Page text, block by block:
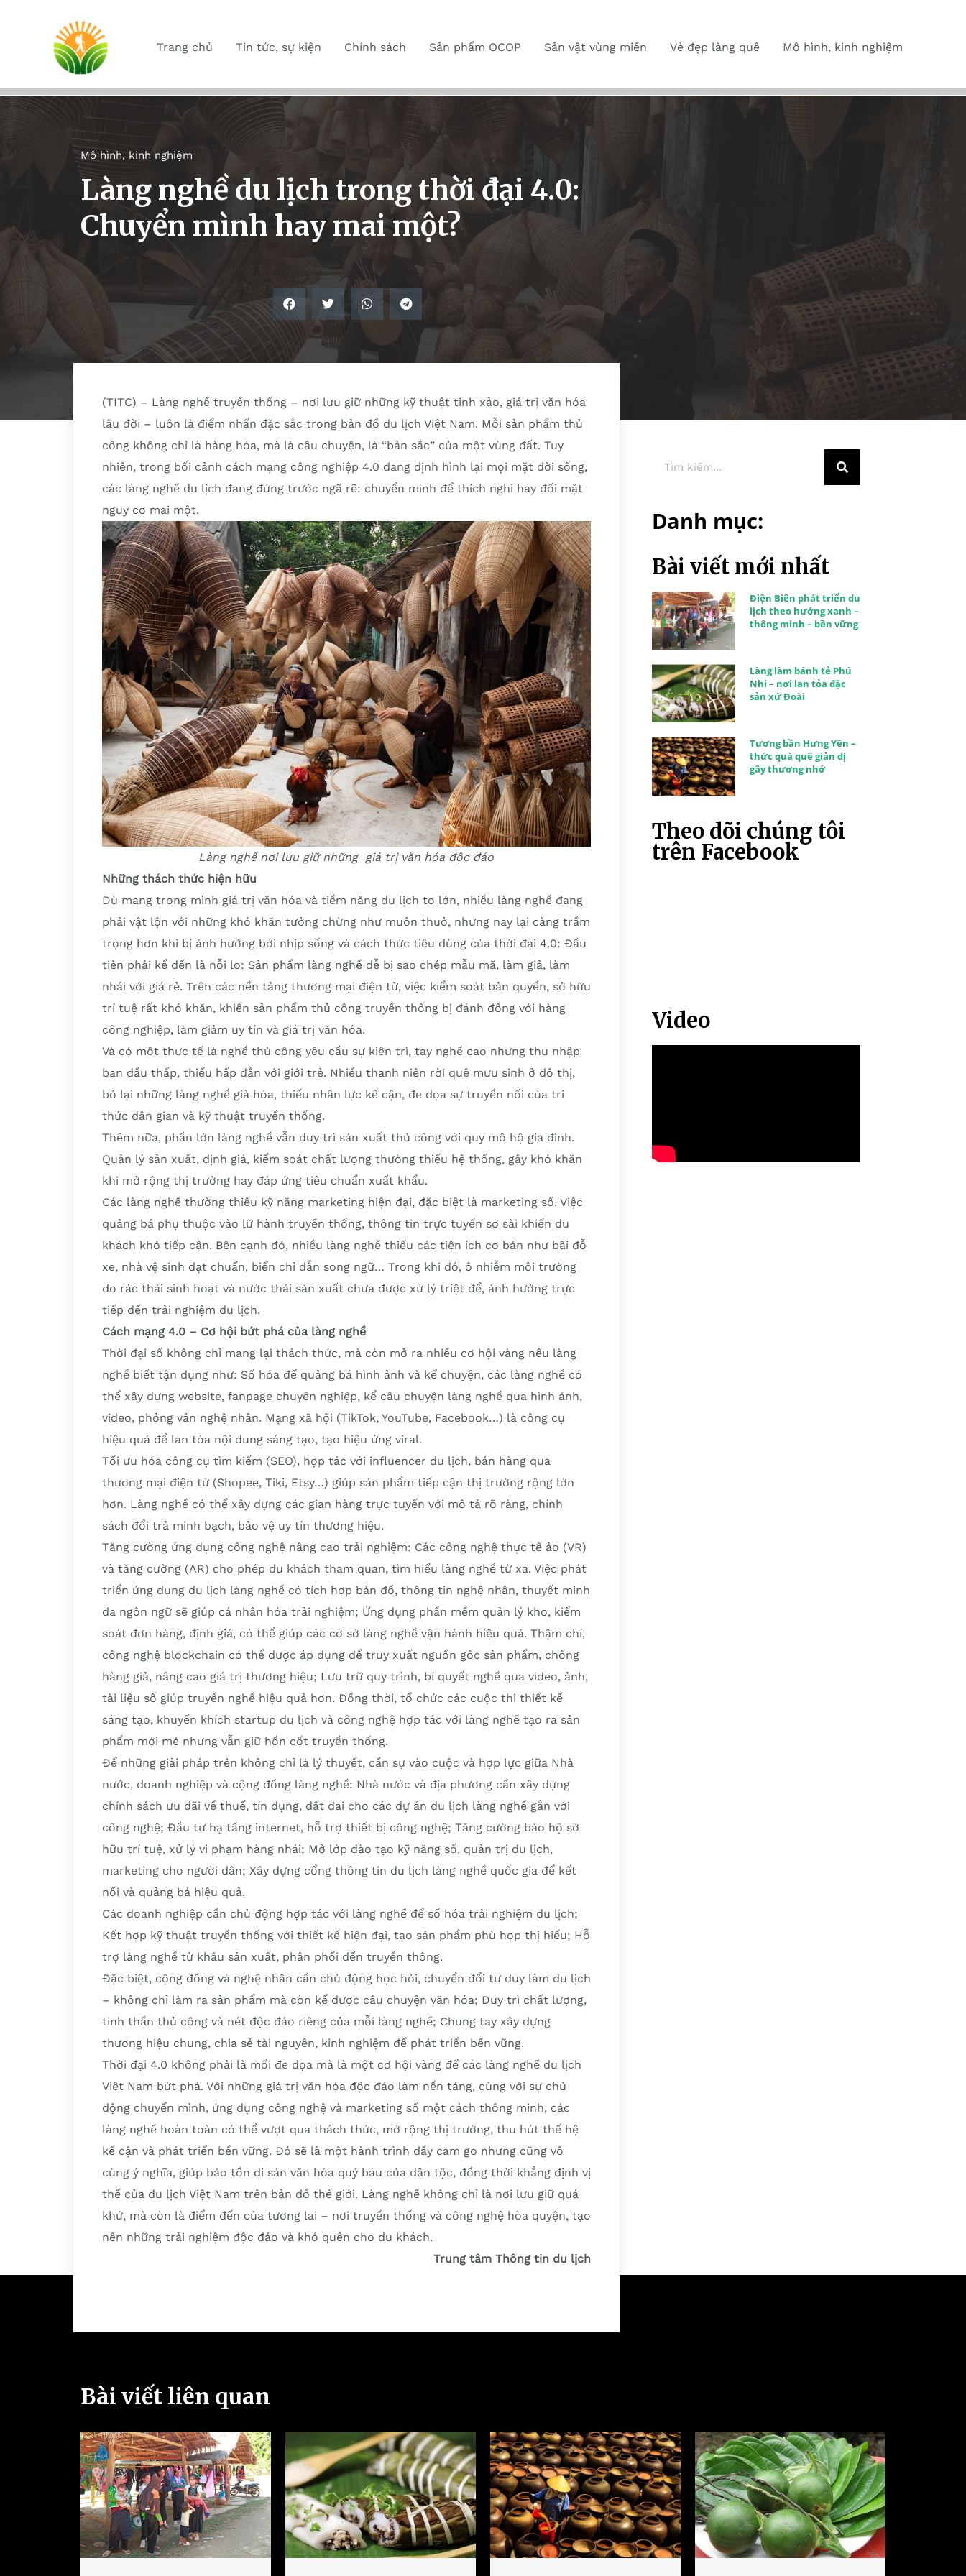
Trang chủ Tin tức, sự kiện Chính sách Sản phẩm OCOP Sản vật vùng miền Vẻ đẹp làng quê Mô hình, kinh nghiệm
Mô hình, kinh nghiệm
Làng nghề du lịch trong thời đại 4.0:
Chuyển mình hay mai một?
(TITC) – Làng nghề truyền thống – nơi lưu giữ những kỹ thuật tinh xảo, giá trị văn hóa
lâu đời – luôn là điểm nhấn đặc sắc trong bản đồ du lịch Việt Nam. Mỗi sản phẩm thủ
công không chỉ là hàng hóa, mà là câu chuyện, là “bản sắc” của một vùng đất. Tuy
nhiên, trong bối cảnh cách mạng công nghiệp 4.0 đang định hình lại mọi mặt đời sống,
các làng nghề du lịch đang đứng trước ngã rẽ: chuyển mình để thích nghi hay đối mặt
nguy cơ mai một.
Làng nghề nơi lưu giữ những giá trị văn hóa độc đáo
Những thách thức hiện hữu
Dù mang trong mình giá trị văn hóa và tiềm năng du lịch to lớn, nhiều làng nghề đang
phải vật lộn với những khó khăn tưởng chừng như muôn thuở, nhưng nay lại càng trầm
trọng hơn khi bị ảnh hưởng bởi nhịp sống và cách thức tiêu dùng của thời đại 4.0: Đầu
tiên phải kể đến là nỗi lo: Sản phẩm làng nghề dễ bị sao chép mẫu mã, làm giả, làm
nhái với giá rẻ. Trên các nền tảng thương mại điện tử, việc kiểm soát bản quyền, sở hữu
trí tuệ rất khó khăn, khiến sản phẩm thủ công truyền thống bị đánh đồng với hàng
công nghiệp, làm giảm uy tín và giá trị văn hóa.
Và có một thưc tế là nghề thủ công yêu cầu sự kiên trì, tay nghề cao nhưng thu nhập
ban đầu thấp, thiếu hấp dẫn với giới trẻ. Nhiều thanh niên rời quê mưu sinh ở đô thị,
bỏ lại những làng nghề già hóa, thiếu nhân lực kế cận, đe dọa sự truyền nối của tri
thức dân gian và kỹ thuật truyền thống.
Thêm nữa, phần lớn làng nghề vẫn duy trì sản xuất thủ công với quy mô hộ gia đình.
Quản lý sản xuất, định giá, kiểm soát chất lượng thường thiếu hệ thống, gây khó khăn
khi mở rộng thị trường hay đáp ứng tiêu chuẩn xuất khẩu.
Các làng nghề thường thiếu kỹ năng marketing hiện đại, đặc biệt là marketing số. Việc
quảng bá phụ thuộc vào lữ hành truyền thống, thông tin trực tuyến sơ sài khiến du
khách khó tiếp cận. Bên cạnh đó, nhiều làng nghề thiếu các tiện ích cơ bản như bãi đỗ
xe, nhà vệ sinh đạt chuẩn, biển chỉ dẫn song ngữ… Trong khi đó, ô nhiễm môi trường
do rác thải sinh hoạt và nước thải sản xuất chưa được xử lý triệt để, ảnh hưởng trực
tiếp đến trải nghiệm du lịch.
Cách mạng 4.0 – Cơ hội bứt phá của làng nghề
Thời đại số không chỉ mang lại thách thức, mà còn mở ra nhiều cơ hội vàng nếu làng
nghề biết tận dụng như: Số hóa để quảng bá hình ảnh và kể chuyện, các làng nghề có
thể xây dựng website, fanpage chuyên nghiệp, kể câu chuyện làng nghề qua hình ảnh,
video, phỏng vấn nghệ nhân. Mạng xã hội (TikTok, YouTube, Facebook…) là công cụ
hiệu quả để lan tỏa nội dung sáng tạo, tạo hiệu ứng viral.
Tối ưu hóa công cụ tìm kiếm (SEO), hợp tác với influencer du lịch, bán hàng qua
thương mại điện tử (Shopee, Tiki, Etsy…) giúp sản phẩm tiếp cận thị trường rộng lớn
hơn. Làng nghề có thể xây dựng các gian hàng trực tuyến với mô tả rõ ràng, chính
sách đổi trả minh bạch, bảo vệ uy tín thương hiệu.
Tăng cường ứng dụng công nghệ nâng cao trải nghiệm: Các công nghệ thực tế ảo (VR)
và tăng cường (AR) cho phép du khách tham quan, tìm hiểu làng nghề từ xa. Việc phát
triển ứng dụng du lịch làng nghề có tích hợp bản đồ, thông tin nghệ nhân, thuyết minh
đa ngôn ngữ sẽ giúp cá nhân hóa trải nghiệm; Ứng dụng phần mềm quản lý kho, kiểm
soát đơn hàng, định giá, có thể giúp các cơ sở làng nghề vận hành hiệu quả. Thậm chí,
công nghệ blockchain có thể được áp dụng để truy xuất nguồn gốc sản phẩm, chống
hàng giả, nâng cao giá trị thương hiệu; Lưu trữ quy trình, bí quyết nghề qua video, ảnh,
tài liệu số giúp truyền nghề hiệu quả hơn. Đồng thời, tổ chức các cuộc thi thiết kế
sáng tạo, khuyến khích startup du lịch và công nghệ hợp tác với làng nghề tạo ra sản
phẩm mới mẻ nhưng vẫn giữ hồn cốt truyền thống.
Để những giải pháp trên không chỉ là lý thuyết, cần sự vào cuộc và hợp lực giữa Nhà
nước, doanh nghiệp và cộng đồng làng nghề: Nhà nước và địa phương cần xây dựng
chính sách ưu đãi về thuế, tín dụng, đất đai cho các dự án du lịch làng nghề gắn với
công nghệ; Đầu tư hạ tầng internet, hỗ trợ thiết bị công nghệ; Tăng cường bảo hộ sở
hữu trí tuệ, xử lý vi phạm hàng nhái; Mở lớp đào tạo kỹ năng số, quản trị du lịch,
marketing cho người dân; Xây dựng cổng thông tin du lịch làng nghề quốc gia để kết
nối và quảng bá hiệu quả.
Các doanh nghiệp cần chủ động hợp tác với làng nghề để số hóa trải nghiệm du lịch;
Kết hợp kỹ thuật truyền thống với thiết kế hiện đại, tạo sản phẩm phù hợp thị hiếu; Hỗ
trợ làng nghề từ khâu sản xuất, phân phối đến truyền thông.
Đặc biệt, cộng đồng và nghệ nhân cần chủ động học hỏi, chuyển đổi tư duy làm du lịch
– không chỉ làm ra sản phẩm mà còn kể được câu chuyện văn hóa; Duy trì chất lượng,
tinh thần thủ công và nét độc đáo riêng của mỗi làng nghề; Chung tay xây dựng
thương hiệu chung, chia sẻ tài nguyên, kinh nghiệm để phát triển bền vững.
Thời đại 4.0 không phải là mối đe dọa mà là một cơ hội vàng để các làng nghề du lịch
Việt Nam bứt phá. Với những giá trị văn hóa độc đáo làm nền tảng, cùng với sự chủ
động chuyển mình, ứng dụng công nghệ và marketing số một cách thông minh, các
làng nghề hoàn toàn có thể vượt qua thách thức, mở rộng thị trường, thu hút thế hệ
kế cận và phát triển bền vững. Đó sẽ là một hành trình đầy cam go nhưng cũng vô
cùng ý nghĩa, giúp bảo tồn di sản văn hóa quý báu của dân tộc, đồng thời khẳng định vị
thế của du lịch Việt Nam trên bản đồ thế giới. Làng nghề không chỉ là nơi lưu giữ quá
khứ, mà còn là điểm đến của tương lai – nơi truyền thống và công nghệ hòa quyện, tạo
nên những trải nghiệm độc đáo và khó quên cho du khách.
Trung tâm Thông tin du lịch
Danh mục:
Bài viết mới nhất
Điện Biên phát triển du
lịch theo hướng xanh –
thông minh – bền vững
Làng làm bánh tẻ Phú
Nhi – nơi lan tỏa đặc
sản xứ Đoài
Tương bần Hưng Yên –
thức quà quê giản dị
gây thương nhớ
Theo dõi chúng tôi
trên Facebook
Video
Bài viết liên quan